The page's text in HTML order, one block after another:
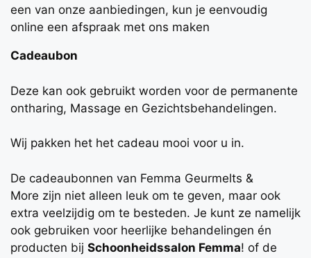
een van onze aanbiedingen, kun je eenvoudig
online een afspraak met ons maken
Cadeaubon
Deze kan ook gebruikt worden voor de permanente
ontharing, Massage en Gezichtsbehandelingen.
Wij pakken het het cadeau mooi voor u in.
De cadeaubonnen van Femma Geurmelts &
More zijn niet alleen leuk om te geven, maar ook
extra veelzijdig om te besteden. Je kunt ze namelijk
ook gebruiken voor heerlijke behandelingen én
producten bij Schoonheidssalon Femma! of de